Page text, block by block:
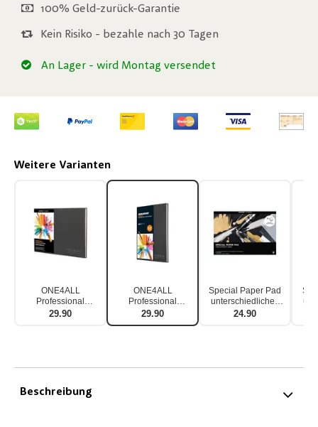
100% Geld-zurück-Garantie
Kein Risiko - bezahle nach 30 Tagen
An Lager - wird Montag versendet
Weitere Varianten
ONE4ALL
Professional
Artbook A4 quer
29.90
ONE4ALL
Professional
Artbook A4 hoch
29.90
Special Paper Pad
unterschiedliches
Markerpapier A4
24.90
Beschreibung